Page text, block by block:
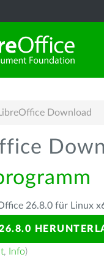
Download
26.8.0 für Linux
, Info)